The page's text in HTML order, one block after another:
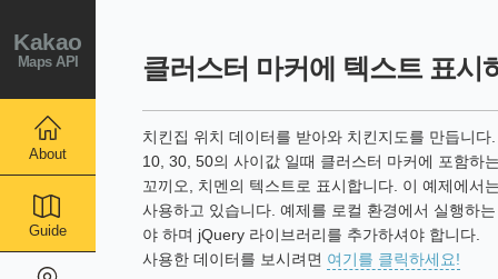
Kakao
Maps API
About
Guide
클러스터 마커에 텍스트 표시
치킨집 위치 데이터를 받아와 치킨지도를 만듭니
10, 30, 50의 사이값 일때 클러스터 마커에 포함하
꼬끼오, 치멘의 텍스트로 표시합니다. 이 예제에서
사용하고 있습니다. 예제를 로컬 환경에서 실행하
야 하며 jQuery 라이브러리를 추가하셔야 합니다.
사용한 데이터를 보시려면 여기를 클릭하세요!